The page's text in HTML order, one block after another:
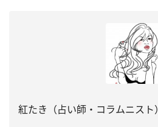
紅たき（占い師・コラムニスト）